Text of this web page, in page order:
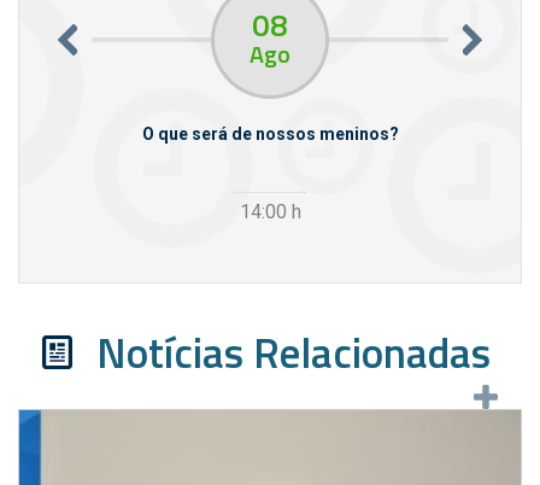
08
Ago
O que será de nossos meninos?
14:00 h
Notícias Relacionadas